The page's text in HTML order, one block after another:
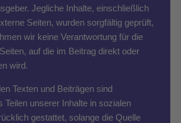
Jegliche Inhalte, einschließlich
Seiten, wurden sorgfältig geprüft,
wir keine Verantwortung für die
auf die im Beitrag direkt oder
wird.
Texten und Beiträgen sind
Teilen unserer Inhalte in sozialen
gestattet, solange die Quelle